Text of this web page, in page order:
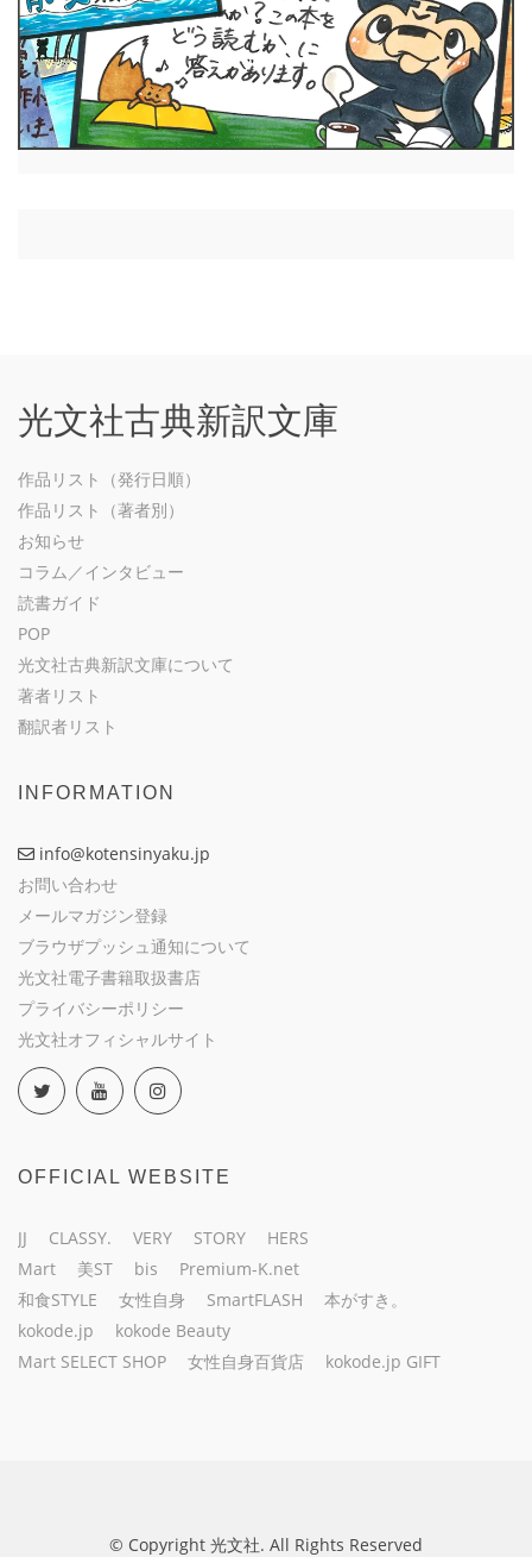
光文社古典新訳文庫
作品リスト（発行日順）
作品リスト（著者別）
お知らせ
コラム／インタビュー
読書ガイド
POP
光文社古典新訳文庫について
著者リスト
翻訳者リスト
INFORMATION
info@kotensinyaku.jp
お問い合わせ
メールマガジン登録
ブラウザプッシュ通知について
光文社電子書籍取扱書店
プライバシーポリシー
光文社オフィシャルサイト
OFFICIAL WEBSITE
JJ CLASSY. VERY STORY
HERS
Mart
美ST bis
Premium-K.net
和食STYLE
女性自身 SmartFLASH
本がすき。
kokode.jp
kokode Beauty
Mart SELECT SHOP
女性自身百貨店 kokode.jp GIFT
© Copyright 光文社. All Rights Reserved